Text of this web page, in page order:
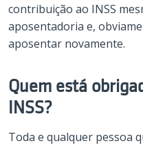
contribuição ao INSS
aposentadoria e,
aposentar novamente.
Quem está
INSS?
Toda e qualquer pessoa